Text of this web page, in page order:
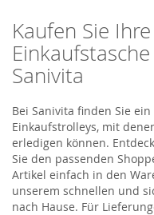
Kaufen Sie
Sanivita
Bei Sanivita finden Sie
Einkaufstrolleys, mit
erledigen können.
Sie den passenden
Artikel einfach in den
unserem schnellen und
nach Hause. Für